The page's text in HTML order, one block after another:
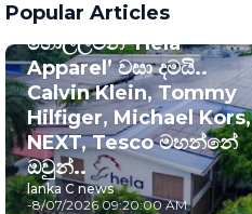
Popular Articles
කොළඹ කොටස්
හොල්ලමින් ‘Hela
Apparel’ වසා දමයි..
Calvin Klein, Tommy
Hilfiger, Michael Kors,
NEXT, Tesco මහන්නේ
ඔවුන්..
lanka C news
-8/07/2026 09:20:00 AM